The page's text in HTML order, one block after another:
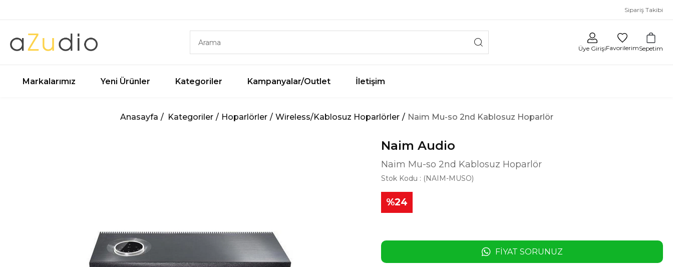
Sipariş Takibi
Üye GirişiFavorilerimSepetim
Markalarımız Yeni Ürünler Kategoriler Kampanyalar/Outlet İletişim
Anasayfa Kategoriler Hoparlörler Wireless/Kablosuz Hoparlörler Naim Mu-so 2nd Kablosuz Hoparlör
Naim Audio
Naim Mu-so 2nd Kablosuz Hoparlör
Stok Kodu (NAIM-MUSO)
24
FIYAT SORUNUZ